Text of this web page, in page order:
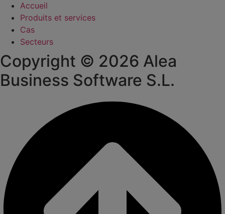
Accueil
Produits et services
Cas
Secteurs
Copyright © 2026 Alea
Business Software S.L.